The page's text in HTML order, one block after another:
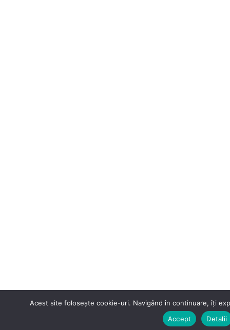
Acest site folosește cookie-uri. Navigând în continuare, îți
Accept
Detalii